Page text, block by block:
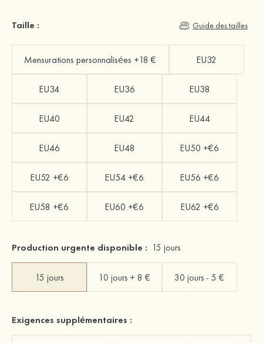
Taille : Guide des tailles
Mensurations personnalisées +18 € EU32
EU34 EU36 EU38
EU40 EU42 EU44
EU46 EU48 EU50 +€6
EU52 +€6 EU54 +€6 EU56 +€6
EU58 +€6 EU60 +€6 EU62 +€6
Production urgente disponible : 15 jours
15 jours 10 jours + 8 € 30 jours - 5 €
Exigences supplémentaires :